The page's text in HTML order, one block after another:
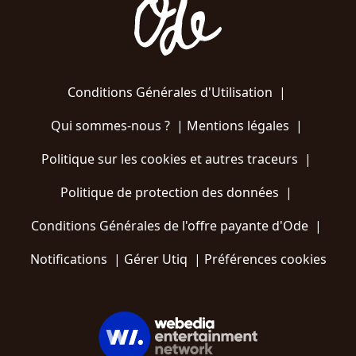
Conditions Générales d'Utilisation |
Qui sommes-nous ?| Mentions légales |
Politique sur les cookies et autres traceurs |
Politique de protection des données |
Conditions Générales de l'offre payante d'Ode |
Notifications | Gérer Utiq | Préférences cookies